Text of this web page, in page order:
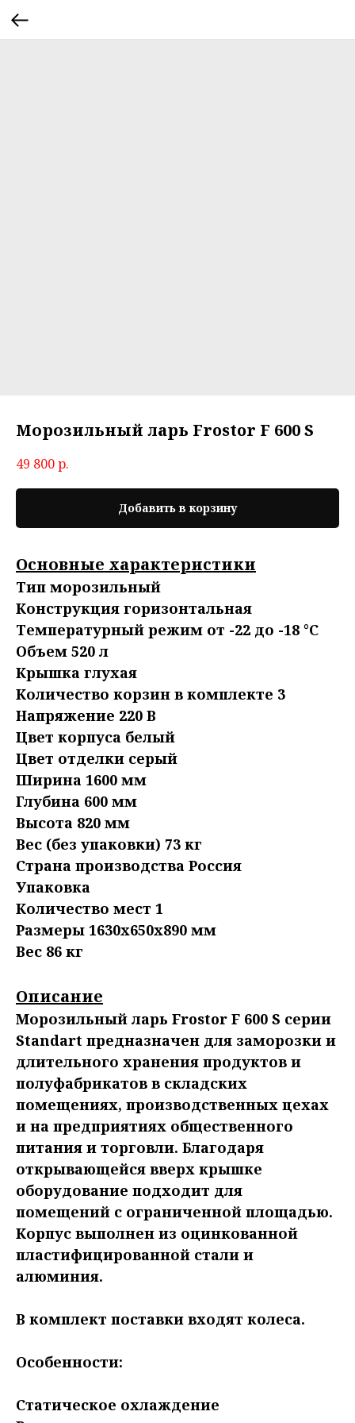
Морозильный ларь Frostor F 600 S
49 800р.
Добавить в корзину
Основные характеристики
Тип морозильный
Конструкция горизонтальная
Температурный режим от -22 до -18 °С
Объем 520 л
Крышка глухая
Количество корзин в комплекте 3
Напряжение 220 В
Цвет корпуса белый
Цвет отделки серый
Ширина 1600 мм
Глубина 600 мм
Высота 820 мм
Вес (без упаковки) 73 кг
Страна производства Россия
Упаковка
Количество мест 1
Размеры 1630x650x890 мм
Вес 86 кг
Описание
Морозильный ларь Frostor F 600 S серии
Standart предназначен для заморозки и
длительного хранения продуктов и
полуфабрикатов в складских
помещениях, производственных цехах
и на предприятиях общественного
питания и торговли. Благодаря
открывающейся вверх крышке
оборудование подходит для
помещений с ограниченной площадью.
Корпус выполнен из оцинкованной
пластифицированной стали и
алюминия.
В комплект поставки входят колеса.
Особенности:
Статическое охлаждение